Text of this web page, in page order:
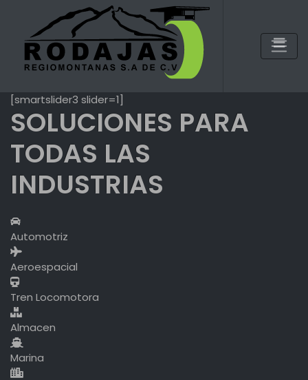
content
[smartslider3 slider=1]
SOLUCIONES PARA
TODAS LAS
INDUSTRIAS
Automotriz
Aeroespacial
Tren Locomotora
Almacen
Marina